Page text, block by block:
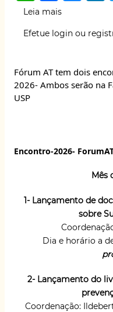
h
at
A
p
a
c
e
b
o
lu
e
k
y
Leia mais
no
Esqueça
o
pela
ameaça
é
o
a
vigilância
dos
Efetue login ou
Fórum AT tem dois
2026- Ambos serão na
USP
Encontro-2026-
Mês
1- Lançamento de
sobre
Dia e horário a
2- Lançamento do
Coordenação: